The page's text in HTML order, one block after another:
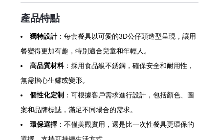
產品特點
獨特設計：每套餐具以可愛的3D公仔頭造型呈現，讓用
餐變得更加有趣，特別適合兒童和年輕人。
高品質材料：採用食品級不銹鋼，確保安全和耐用性，
無需擔心生鏽或變形。
個性化定制 ：可根據客戶需求進行設計，包括顏色、圖
案和品牌標誌，滿足不同場合的需求。
環保選擇：不僅美觀實用，還是比一次性餐具更環保的